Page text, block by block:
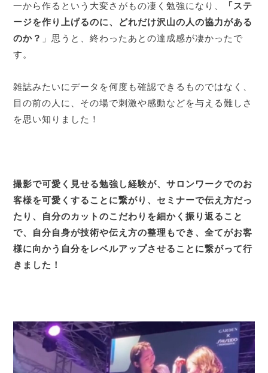
一から作るという大変さがもの凄く勉強になり、
「ステ
ージを作り上げるのに、どれだけ沢山の人の協力がある
のか？ 」思うと、終わったあとの達成感が凄かったで
す。
雑誌みたいにデータを何度も確認できるものではなく、
目の前の人に、その場で刺激や感動などを与える難しさ
を思い知りました！
撮影で可愛く見せる勉強し経験が、サロンワークでのお
客様を可愛くすることに繋がり、セミナーで伝え方だっ
たり、自分のカットのこだわりを細かく振り返ること
で、自分自身が技術や伝え方の整理もでき、全てがお客
様に向かう自分をレベルアップさせることに繋がって行
きました！